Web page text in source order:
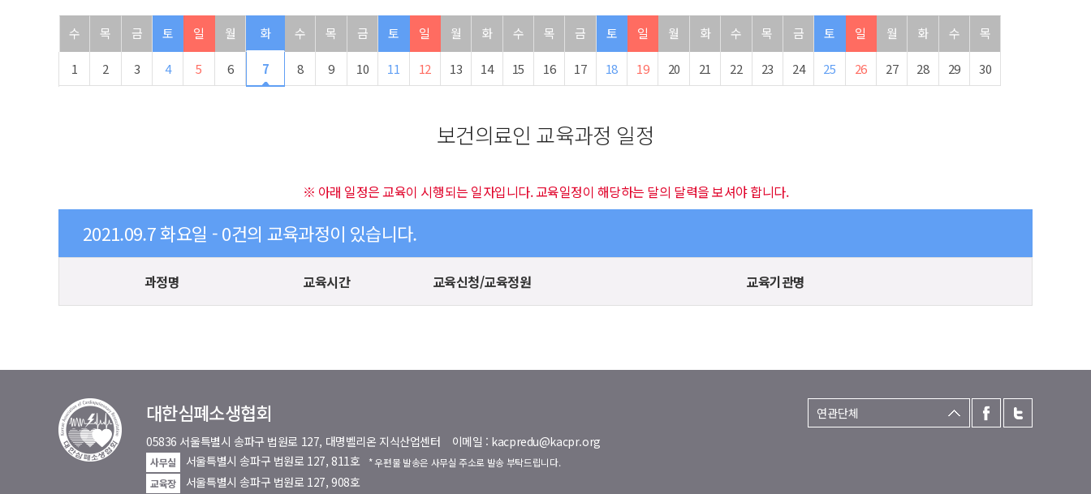
수 목 금 토 일 월 화 수 목 금 토 일 월 화 수 목 금 토 일 월 화 수 목 금 토 일 월 화 수 목
1 2 3 4 5 6 7 8 9 10 11 12 13 14 15 16 17 18 19 20 21 22 23 24 25 26 27 28 29 30
보건의료인 교육과정 일정
※ 아래 일정은 교육이 시행되는 일자입니다. 교육일정이 해당하는 달의 달력을 보셔야 합니다.
2021.09.7 화요일 - 0건의 교육과정이 있습니다.
과정명 교육시간 교육신청/교육정원 교육기관명
대한심폐소생협회
05836 서울특별시 송파구 법원로 127, 대명벨리온 지식산업센터 이메일 : kacpredu@kacpr.org
사무실 서울특별시 송파구 법원로 127, 811호
* 우편물 발송은 사무실 주소로 발송 부탁드립니다.
교육장
서울특별시 송파구 법원로 127, 908호